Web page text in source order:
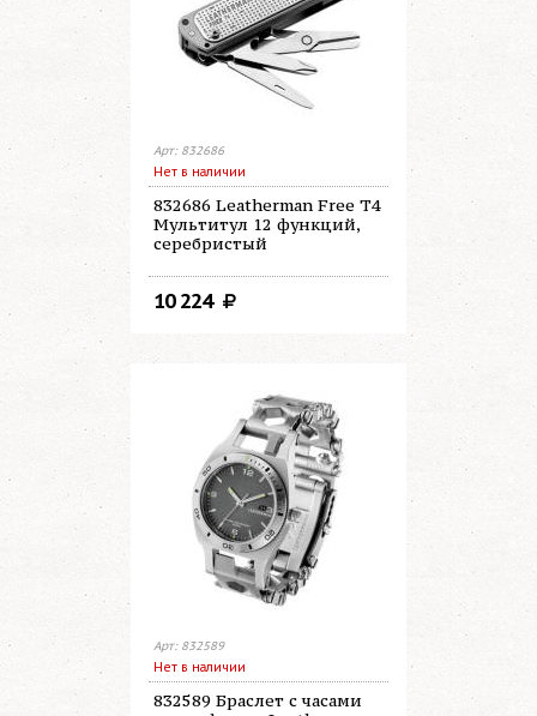
Арт: 832686
Нет в наличии
832686 Leatherman Free T4
Мультитул 12 функций,
серебристый
10 224
Арт: 832589
Нет в наличии
832589 Браслет с часами